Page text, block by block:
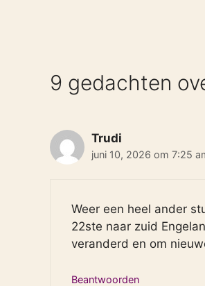
9 gedachten
Trudi
juni 10, 2026 om 7:25
Weer een heel ander
22ste naar zuid
veranderd en om
Beantwoorden